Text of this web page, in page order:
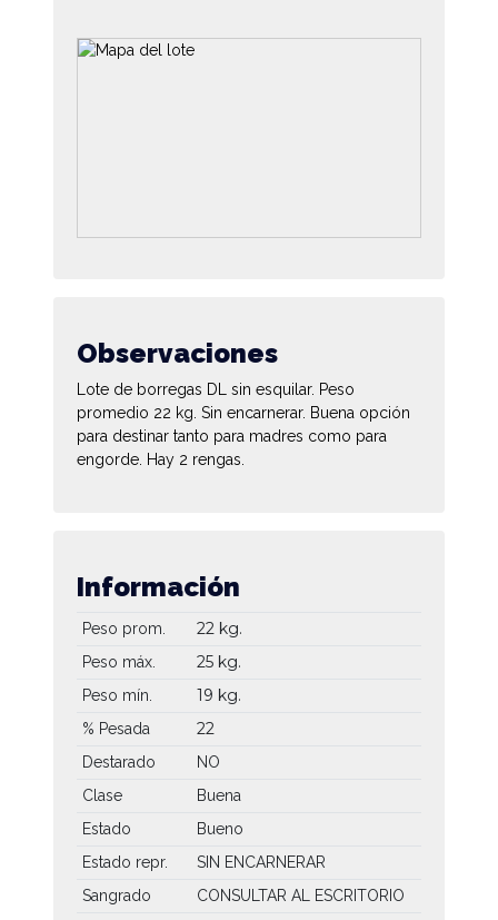
Observaciones
Lote de borregas DL sin esquilar. Peso
promedio 22 kg. Sin encarnerar. Buena opción
para destinar tanto para madres como para
engorde. Hay 2 rengas.
Información
Peso prom. 22 kg.
Peso máx. 25 kg.
Peso mín. 19 kg.
% Pesada 22
Destarado
NO
Clase
Buena
Estado
Bueno
Estado repr.
SIN ENCARNERAR
Sangrado
CONSULTAR AL ESCRITORIO